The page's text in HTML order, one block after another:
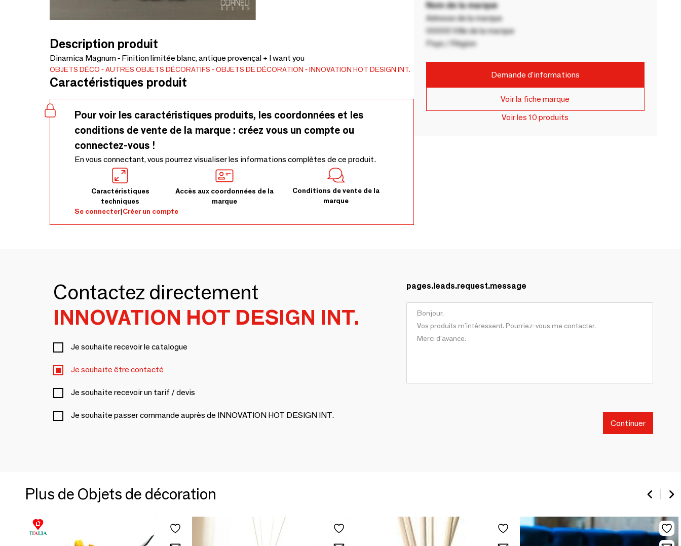
Description produit
Dinamica Magnum - Finition limitée blanc, antique provençal + I want you
OBJETS DÉCO AUTRES OBJETS DÉCORATIFS OBJETS DE DÉCORATION INNOVATION HOT DESIGN INT.
Caractéristiques produit
Pour voir les caractéristiques produits, les coordonnées et les
conditions de vente de la marque : créez vous un compte ou
connectez-vous !
En vous connectant, vous pourrez visualiser les informations complètes de ce produit.
Caractéristiques
techniques
Accès aux coordonnées de la
marque
Conditions de vente de la
marque
Se connecter|Créer un compte
Nom de la marque
Adresse de la marque
00000 Ville de la marque
Pays / Région
Demande d'informations
Voir la fiche marque
Voir les 10 produits
Contactez directement
INNOVATION HOT DESIGN INT.
Je souhaite recevoir le catalogue
Je souhaite être contacté
Je souhaite recevoir un tarif / devis
Je souhaite passer commande auprès de INNOVATION HOT DESIGN INT.
pages.leads.request.message
Continuer
Plus de Objets de décoration